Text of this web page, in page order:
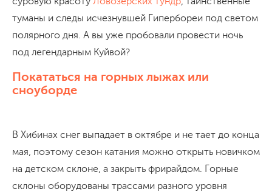
туманы и следы исчезнувшей Гипербореи под светом
полярного дня. А вы уже пробовали провести ночь
под легендарным Куйвой?
Покататься на горных лыжах или
сноуборде
В Хибинах снег выпадает в октябре и не тает до конца
мая, поэтому сезон катания можно открыть новичком
на детском склоне, а закрыть фрирайдом. Горные
склоны оборудованы трассами разного уровня